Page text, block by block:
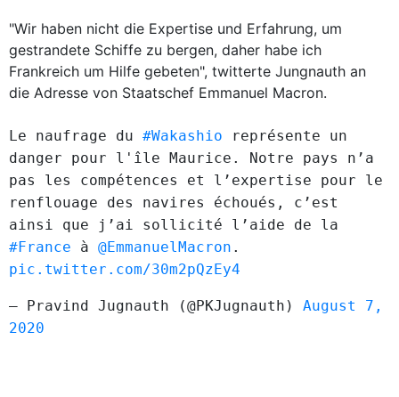
"Wir haben nicht die Expertise und Erfahrung, um
gestrandete Schiffe zu bergen, daher habe ich
Frankreich um Hilfe gebeten", twitterte Jungnauth an
die Adresse von Staatschef Emmanuel Macron.
Le naufrage du #Wakashio représente un
danger pour l'île Maurice. Notre pays n’a
pas les compétences et l’expertise pour le
renflouage des navires échoués, c’est
ainsi que j’ai sollicité l’aide de la
#France à @EmmanuelMacron .
pic.twitter.com/30m2pQzEy4
— Pravind Jugnauth (@PKJugnauth) August 7,
2020